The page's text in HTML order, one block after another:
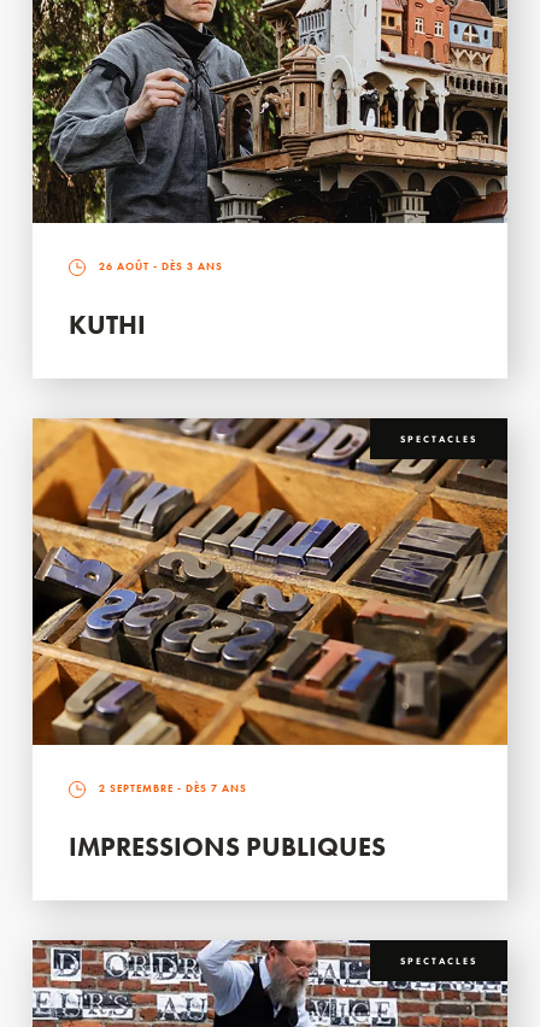
26 AOÛT - DÈS 3 ANS
KUTHI
SPECTACLES
2 SEPTEMBRE - DÈS 7 ANS
IMPRESSIONS PUBLIQUES
SPECTACLES